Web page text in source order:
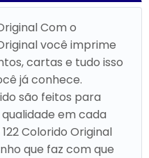
Com o
você imprime
cartas e tudo isso
já conhece.
são feitos para
em cada
Colorido Original
que faz com que